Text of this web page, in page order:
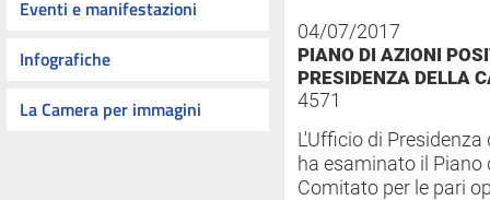
Eventi e manifestazioni
Infografiche
La Camera per immagini
04/07/2017
PIANO DI AZIONI
PRESIDENZA DELLA
4571
L'Ufficio di
ha esaminato il
Comitato per le pari